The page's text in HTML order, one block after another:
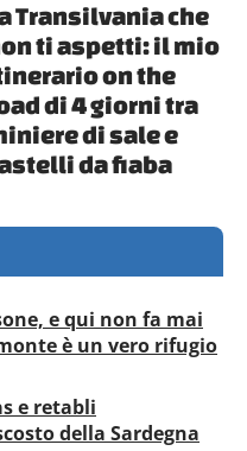
Transilvania che
ti aspetti: il mio
on the
di 4 giorni tra
di sale e
da fiaba
e qui non fa mai
è un vero rifugio
e retabli
della Sardegna